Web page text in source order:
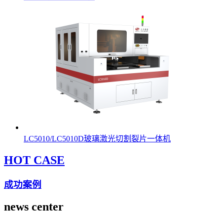
LC5010/LC5010D玻璃激光切割裂片一体机
HOT CASE
成功案例
news center